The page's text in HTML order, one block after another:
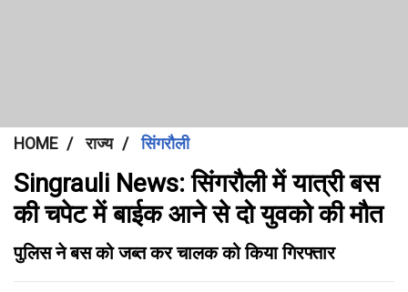
HOME राज्य सिंगरौली
Singrauli News: सिंगरौली में यात्री बस
की चपेट में बाईक आने से दो युवको की मौत
पुलिस ने बस को जब्त कर चालक को किया गिरफ्तार